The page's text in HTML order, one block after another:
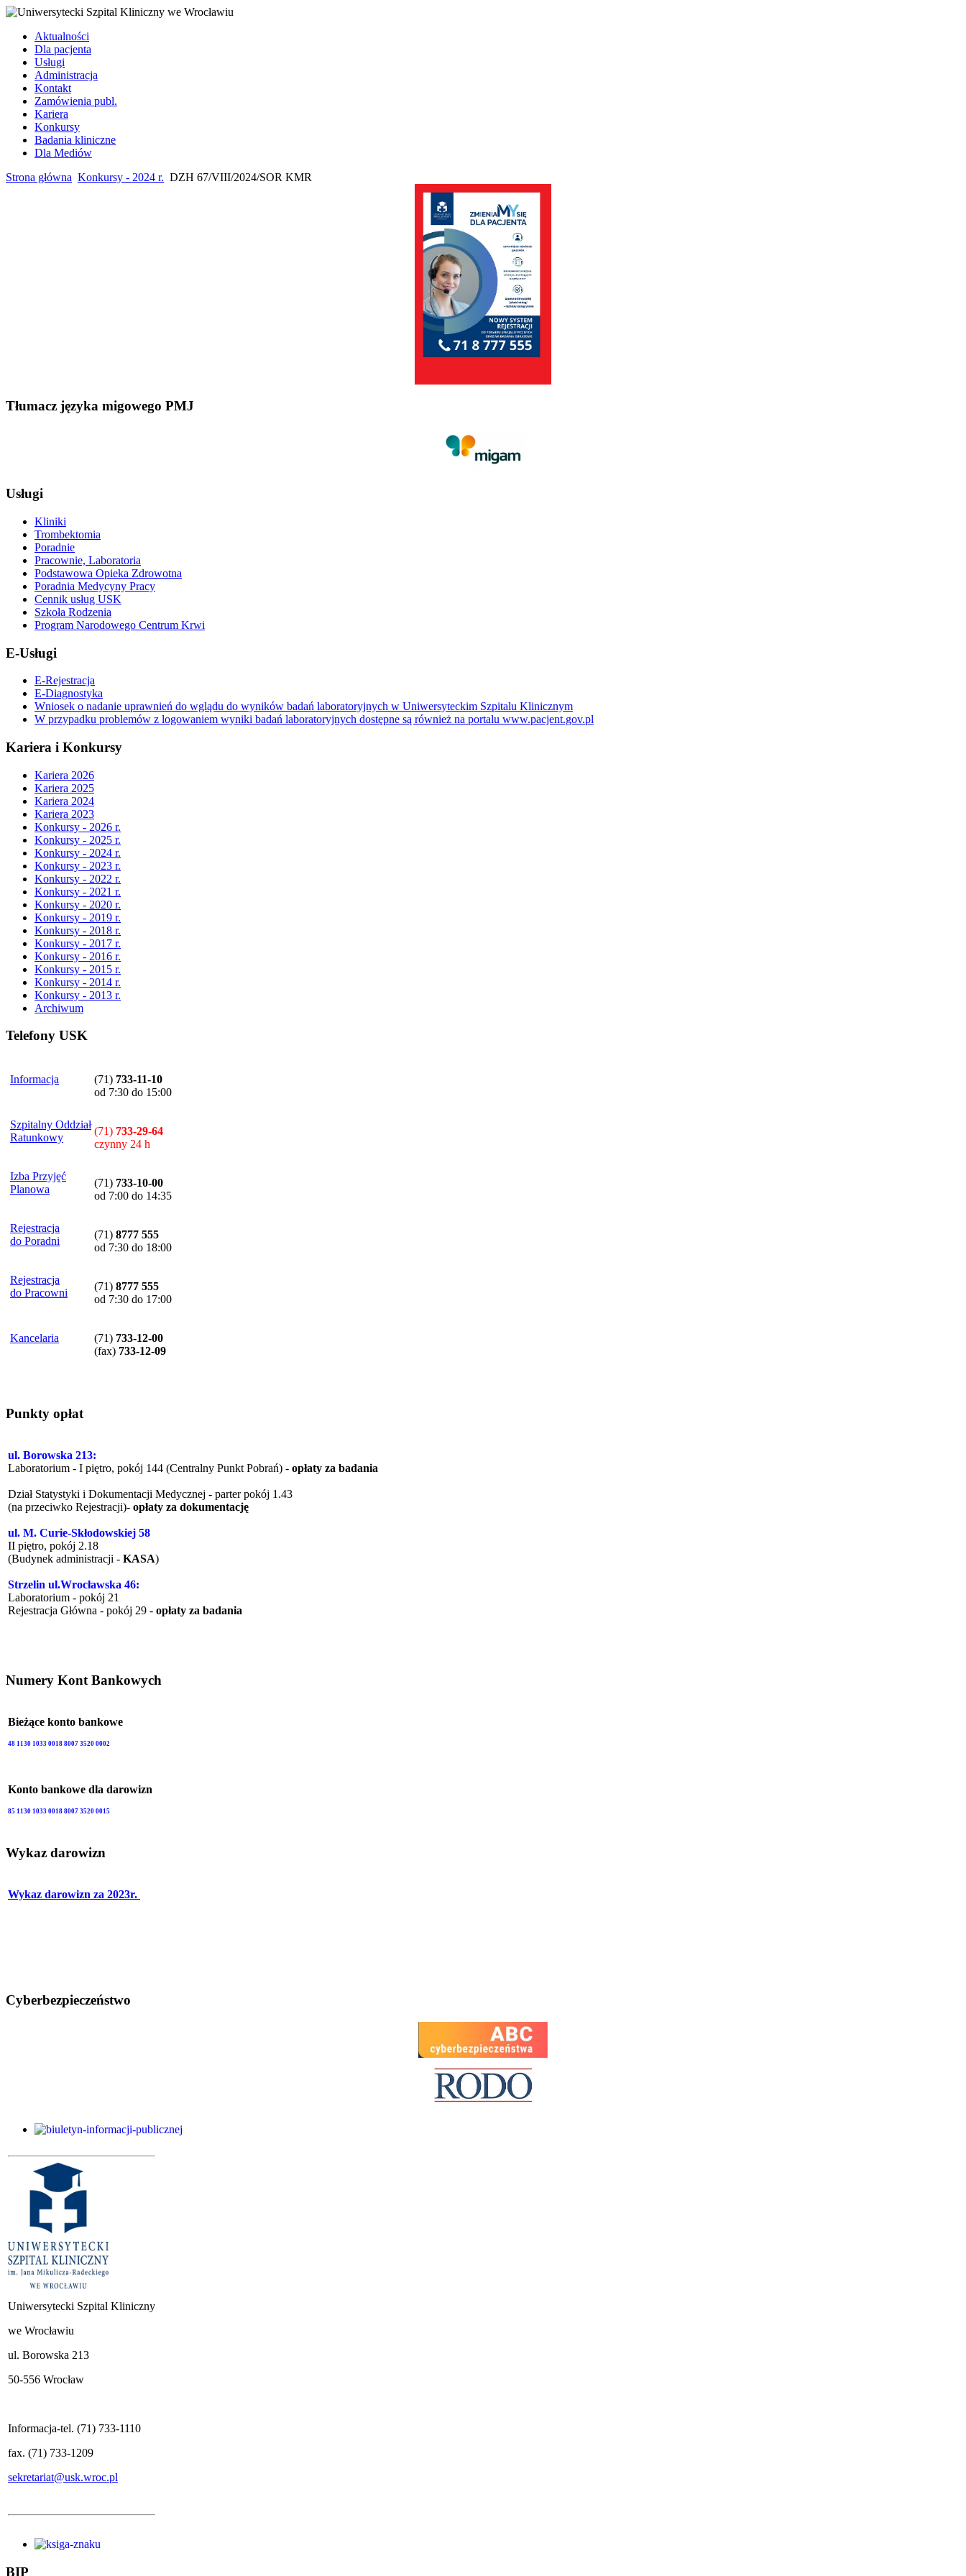
Aktualności
Dla pacjenta
Usługi
Administracja
Kontakt
Zamówienia publ.
Kariera
Konkursy
Badania kliniczne
Dla Mediów
Strona główna Konkursy - 2024 r. DZH 67/VIII/2024/SOR KMR
Tłumacz języka migowego PMJ
Usługi
Kliniki
Trombektomia
Poradnie
Pracownie, Laboratoria
Podstawowa Opieka Zdrowotna
Poradnia Medycyny Pracy
Cennik usług USK
Szkoła Rodzenia
Program Narodowego Centrum Krwi
E-Usługi
E-Rejestracja
E-Diagnostyka
Wniosek o nadanie uprawnień do wglądu do wyników badań laboratoryjnych w Uniwersyteckim Szpitalu Klinicznym
W przypadku problemów z logowaniem wyniki badań laboratoryjnych dostępne są również na portalu www.pacjent.gov.pl
Kariera i Konkursy
Kariera 2026
Kariera 2025
Kariera 2024
Kariera 2023
Konkursy - 2026 r.
Konkursy - 2025 r.
Konkursy - 2024 r.
Konkursy - 2023 r.
Konkursy - 2022 r.
Konkursy - 2021 r.
Konkursy - 2020 r.
Konkursy - 2019 r.
Konkursy - 2018 r.
Konkursy - 2017 r.
Konkursy - 2016 r.
Konkursy - 2015 r.
Konkursy - 2014 r.
Konkursy - 2013 r.
Archiwum
Telefony USK
Informacja (71) 733-11-10
od 7:30 do 15:00
Szpitalny Oddział
Ratunkowy
(71) 733-29-64
czynny 24 h
Izba Przyjęć
Planowa
(71) 733-10-00
od 7:00 do 14:35
Rejestracja
do Poradni
(71) 8777 555
od 7:30 do 18:00
Rejestracja
do Pracowni
(71) 8777 555
od 7:30 do 17:00
Kancelaria (71) 733-12-00
(fax) 733-12-09
Punkty opłat
ul. Borowska 213:
Laboratorium - I piętro, pokój 144 (Centralny Punkt Pobrań) - opłaty za badania
Dział Statystyki i Dokumentacji Medycznej - parter pokój 1.43
(na przeciwko Rejestracji)- opłaty za dokumentację
ul. M. Curie-Skłodowskiej 58
II piętro, pokój 2.18
(Budynek administracji - KASA)
Strzelin ul.Wrocławska 46:
Laboratorium - pokój 21
Rejestracja Główna - pokój 29 - opłaty za badania
Numery Kont Bankowych
Bieżące konto bankowe
48 1130 1033 0018 8007 3520 0002
Konto bankowe dla darowizn
85 1130 1033 0018 8007 3520 0015
Wykaz darowizn
Wykaz darowizn za 2023r.
Cyberbezpieczeństwo
Uniwersytecki Szpital Kliniczny
we Wrocławiu
ul. Borowska 213
50-556 Wrocław
Informacja-tel. (71) 733-1110
fax. (71) 733-1209
sekretariat@usk.wroc.pl
BIP